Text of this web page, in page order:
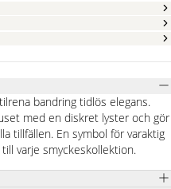
bandring tidlös elegans.
med en diskret lyster och gör
tillfällen. En symbol för varaktig
varje smyckeskollektion.